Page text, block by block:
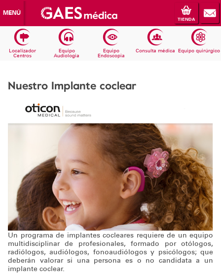
MENÚ
TIENDA
Localizador
Centros
Equipo
Audiologia
Equipo
Endoscopia
Consulta médica Equipo quirúrgico
Nuestro Implante coclear
Un programa de implantes cocleares requiere de un equipo
multidisciplinar de profesionales, formado por otólogos,
radiólogos, audiólogos, fonoaudiólogos y psicólogos; que
deberán valorar si una persona es o no candidata a un
implante coclear.